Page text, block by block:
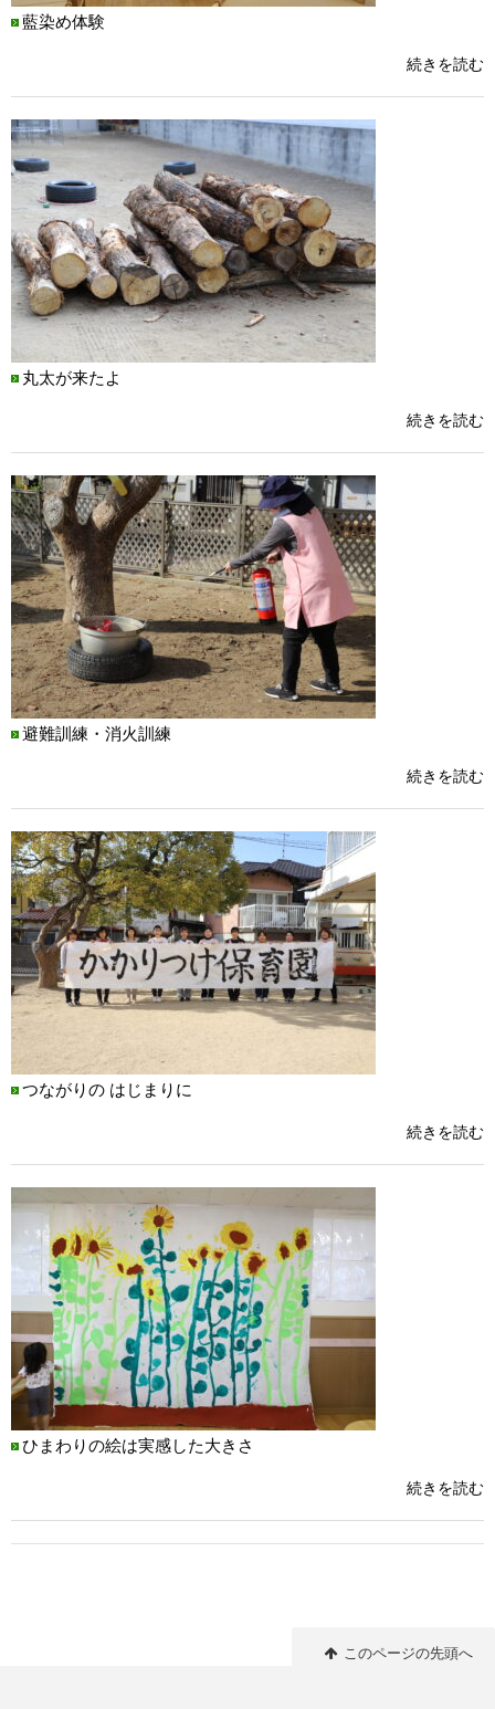
藍染め体験
続きを読む
丸太が来たよ
続きを読む
避難訓練・消火訓練
続きを読む
つながりの はじまりに
続きを読む
ひまわりの絵は実感した大きさ
続きを読む
このページの先頭へ